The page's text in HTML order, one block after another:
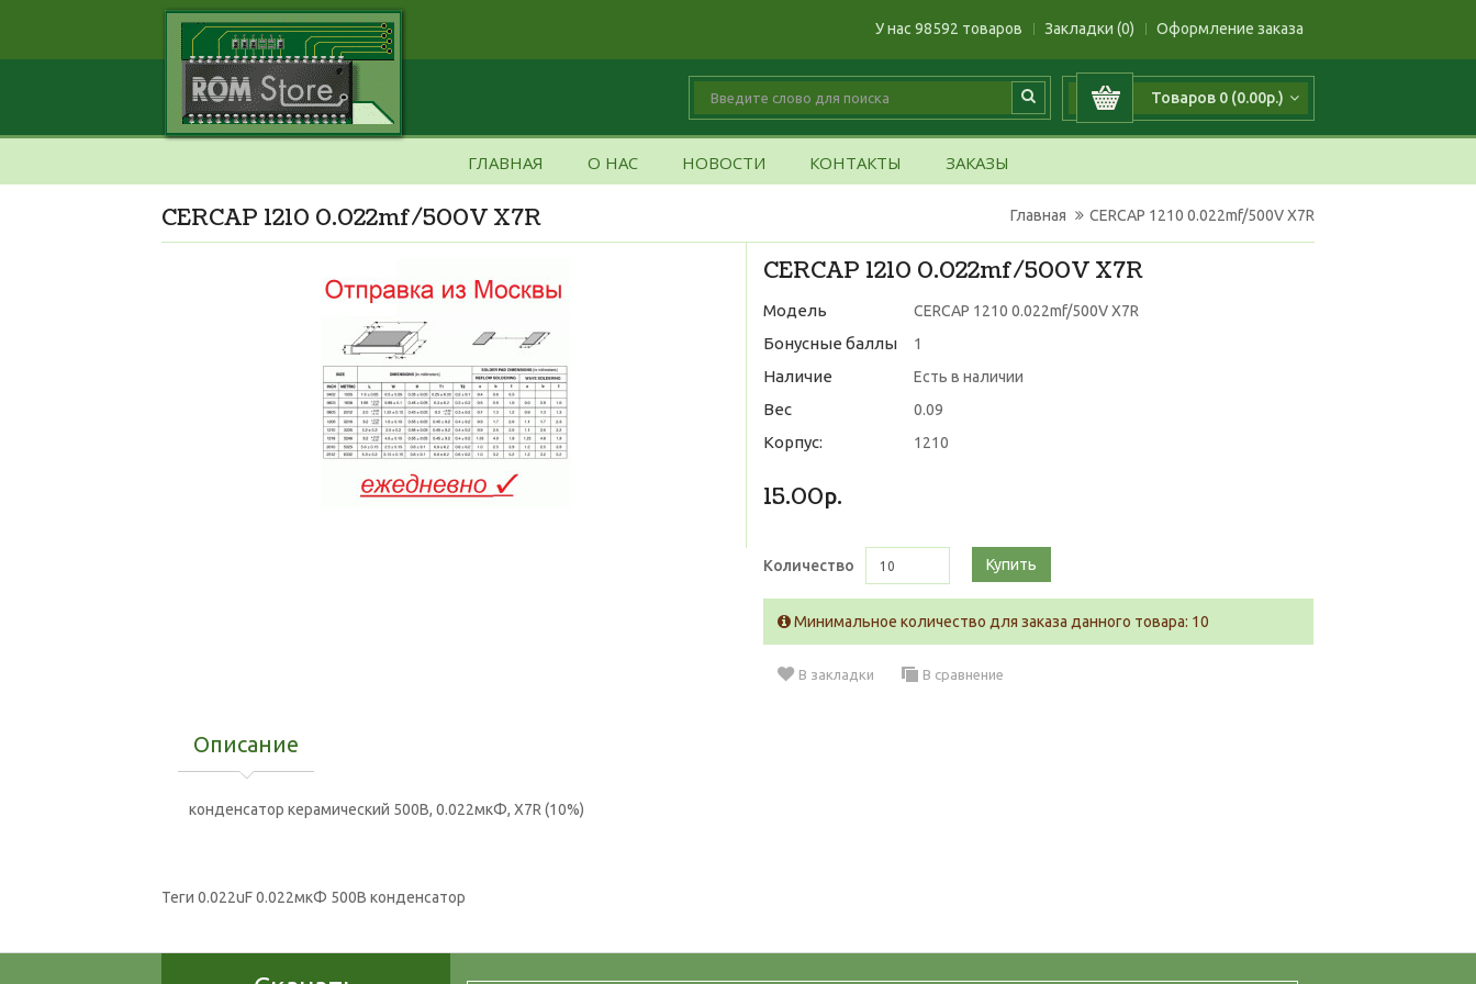
У нас 98592 товаров Закладки (0) Оформление заказа
Товаров 0 (0.00р.)
ГЛАВНАЯ О НАС НОВОСТИ КОНТАКТЫ ЗАКАЗЫ
CERCAP 1210 0.022mf/500V X7R Главная CERCAP 1210 0.022mf/500V X7R
CERCAP 1210 0.022mf/500V X7R
Модель CERCAP 1210 0.022mf/500V X7R
Бонусные баллы 1
Наличие Есть в наличии
Вес 0.09
Корпус: 1210
15.00р.
Количество Купить
Минимальное количество для заказа данного товара: 10
В закладки В сравнение
Описание
конденсатор керамический 500В, 0.022мкФ, X7R (10%)
Теги 0.022uF 0.022мкФ 500В конденсатор